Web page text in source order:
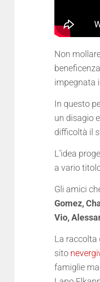
Non
impegnata
In questo
un disagio
difficoltà il
L’idea
a vario
Gli amici
Gomez,
Vio,
La raccolta
sito
famiglie